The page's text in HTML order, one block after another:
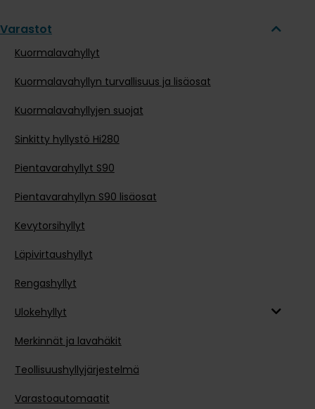
Varastot
Kuormalavahyllyt
Kuormalavahyllyn turvallisuus ja lisäosat
Kuormalavahyllyjen suojat
Sinkitty hyllystö Hi280
Pientavarahyllyt S90
Pientavarahyllyn S90 lisäosat
Kevytorsihyllyt
Läpivirtaushyllyt
Rengashyllyt
Ulokehyllyt
Merkinnät ja lavahäkit
Teollisuushyllyjärjestelmä
Varastoautomaatit